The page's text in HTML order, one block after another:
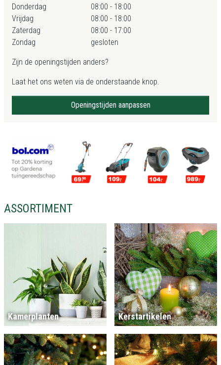
Donderdag
08:00 - 18:00
Vrijdag
08:00 - 18:00
Zaterdag
08:00 - 17:00
Zondag
gesloten
Zijn de openingstijden anders?
Laat het ons weten via de onderstaande knop.
Openingstijden aanpassen
ASSORTIMENT
Kamerplanten Kerstartikelen